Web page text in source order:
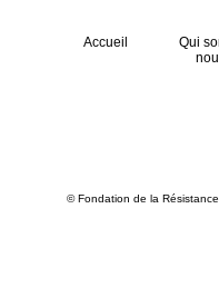
Accueil
Qui
© Fondation de la